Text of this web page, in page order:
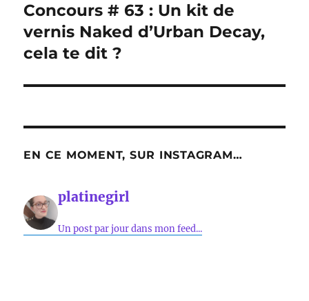
Publication
suivante :
Concours # 63 : Un kit de
vernis Naked d’Urban Decay,
cela te dit ?
EN CE MOMENT, SUR INSTAGRAM…
platinegirl
Un post par jour dans mon feed...